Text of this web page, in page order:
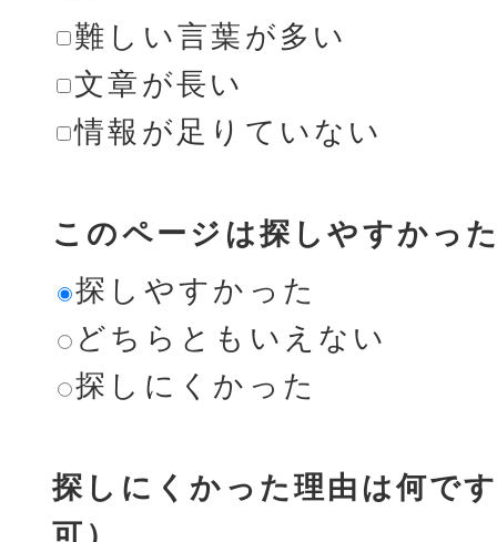
難しい言葉が多い
文章が長い
情報が足りていない
このページは探しやすかっ
探しやすかった
どちらともいえない
探しにくかった
探しにくかった理由は何で